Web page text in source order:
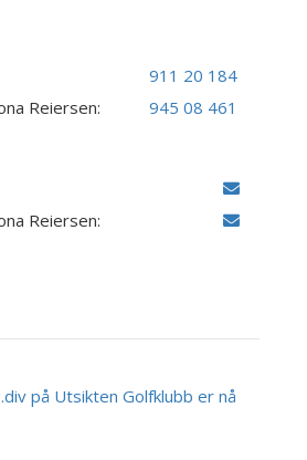
911 20 184
Reiersen:
945 08 461
Reiersen:
på Utsikten Golfklubb er nå